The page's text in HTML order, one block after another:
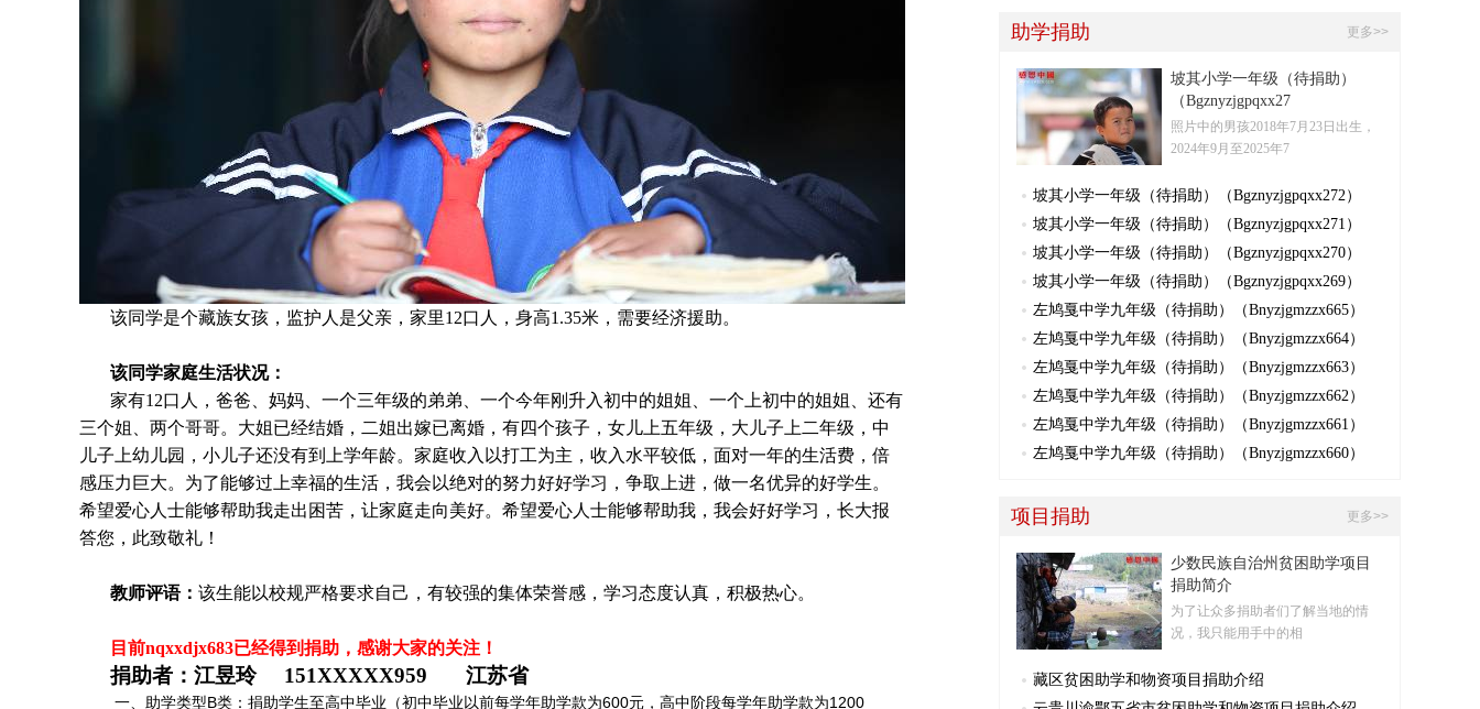
该同学是个藏族女孩，监护人是父亲，家里12口人，身高1.35米，需要经济援助。
该同学家庭生活状况：
家有12口人，爸爸、妈妈、一个三年级的弟弟、一个今年刚升入初中的姐姐、一个上初中的姐姐、还有
三个姐、两个哥哥。大姐已经结婚，二姐出嫁已离婚，有四个孩子，女儿上五年级，大儿子上二年级，中
儿子上幼儿园，小儿子还没有到上学年龄。家庭收入以打工为主，收入水平较低，面对一年的生活费，倍
感压力巨大。为了能够过上幸福的生活，我会以绝对的努力好好学习，争取上进，做一名优异的好学生。
希望爱心人士能够帮助我走出困苦，让家庭走向美好。希望爱心人士能够帮助我，我会好好学习，长大报
答您，此致敬礼！
教师评语： 该生能以校规严格要求自己，有较强的集体荣誉感，学习态度认真，积极热心。
目前nqxxdjx683已经得到捐助，感谢大家的关注！
捐助者：江昱玲 151XXXXX959 江苏省
一、助学类型B类：捐助学生至高中毕业（初中毕业以前每学年助学款为600元，高中阶段每学年助学款为1200
更多>>
助学捐助
坡其小学一年级（待捐助）
（Bgznyzjgpqxx27
照片中的男孩2018年7月23日出生，
2024年9月至2025年7
坡其小学一年级（待捐助）（Bgznyzjgpqxx272）
坡其小学一年级（待捐助）（Bgznyzjgpqxx271）
坡其小学一年级（待捐助）（Bgznyzjgpqxx270）
坡其小学一年级（待捐助）（Bgznyzjgpqxx269）
左鸠戛中学九年级（待捐助）（Bnyzjgmzzx665）
左鸠戛中学九年级（待捐助）（Bnyzjgmzzx664）
左鸠戛中学九年级（待捐助）（Bnyzjgmzzx663）
左鸠戛中学九年级（待捐助）（Bnyzjgmzzx662）
左鸠戛中学九年级（待捐助）（Bnyzjgmzzx661）
左鸠戛中学九年级（待捐助）（Bnyzjgmzzx660）
更多>>
项目捐助
少数民族自治州贫困助学项目
捐助简介
为了让众多捐助者们了解当地的情
况，我只能用手中的相
藏区贫困助学和物资项目捐助介绍